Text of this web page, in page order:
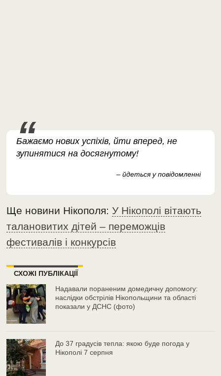
Бажаємо нових успіхів, йти вперед, не
зупинятися на досягнутому!
– йдеться у повідомленні
Ще новини Нікополя:У Нікополі вітають
талановитих дітей – переможців
фестивалів і конкурсів
СХОЖІ ПУБЛІКАЦІЇ
Надавали пораненим домедичну допомогу:
наслідки обстрілів Нікопольщини та області
показали у ДСНС (фото)
До 37 градусів тепла: якою буде погода у
Нікополі 7 серпня